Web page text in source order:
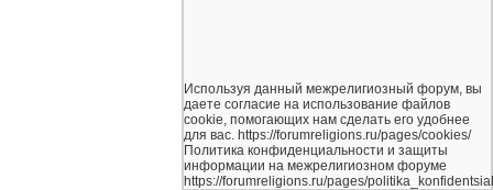
Используя данный межрелигиозный форум, вы
даете согласие на использование файлов
cookie, помогающих нам сделать его удобнее
для вас. https://forumreligions.ru/pages/cookies/
Политика конфиденциальности и защиты
информации на межрелигиозном форуме
https://forumreligions.ru/pages/